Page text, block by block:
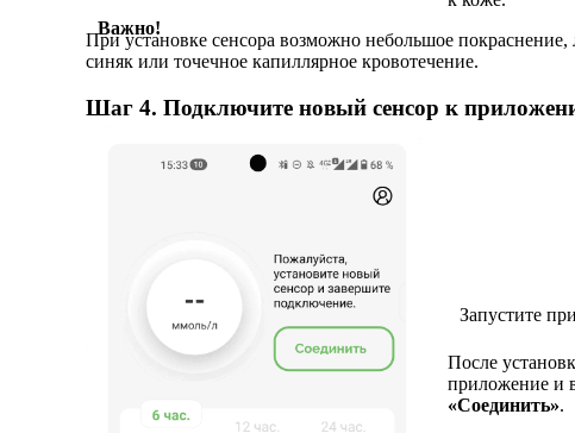
Важно!
При установке сенсора возможно небольшое покраснение,
синяк или точечное капиллярное кровотечение.
Шаг 4. Подключите новый сенсор к
Запустите
После
приложение и
«Соединить».